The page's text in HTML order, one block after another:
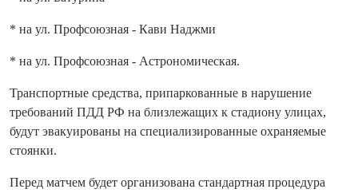
* на ул. Профсоюзная - Кави Наджми
* на ул. Профсоюзная - Астрономическая.
Транспортные средства, припаркованные в нарушение
требований ПДД РФ на близлежащих к стадиону улицах,
будут эвакуированы на специализированные охраняемые
стоянки.
Перед матчем будет организована стандартная процедура